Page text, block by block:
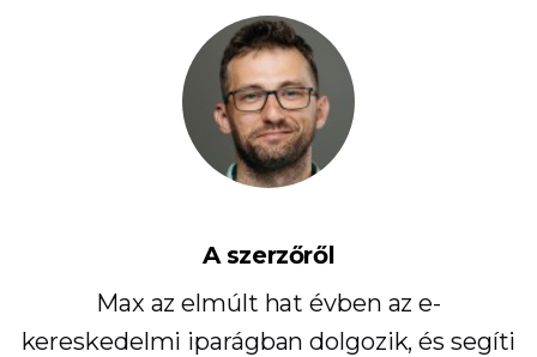
A szerzőről
Max az elmúlt hat évben az e-
kereskedelmi iparágban dolgozik, és segíti